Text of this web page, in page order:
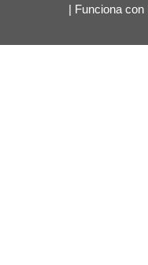
| Funciona con